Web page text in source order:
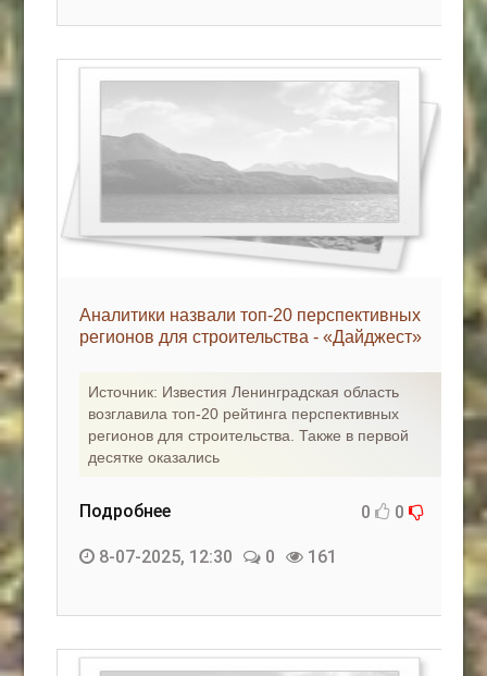
Аналитики назвали топ-20 перспективных
регионов для строительства - «Дайджест»
Источник: Известия Ленинградская область
возглавила топ-20 рейтинга перспективных
регионов для строительства. Также в первой
десятке оказались
Подробнее 0 0
8-07-2025, 12:30 0 161